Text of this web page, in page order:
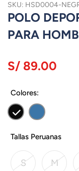
SKU: HSD0004-
POLO
PARA
S/ 89.00
Colores:
Tallas Peruanas
S M